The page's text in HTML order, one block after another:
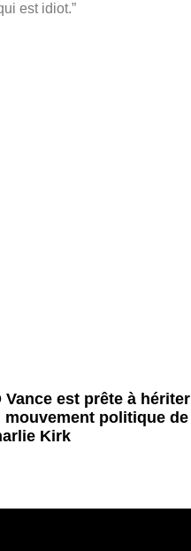
est idiot.”
Vance est prête à hériter
mouvement politique de
Kirk